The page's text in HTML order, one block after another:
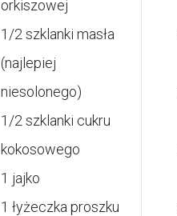
orkiszowej
1/2 szklanki masła
(najlepiej
niesolonego)
1/2 szklanki cukru
kokosowego
1 jajko
1 łyżeczka proszku